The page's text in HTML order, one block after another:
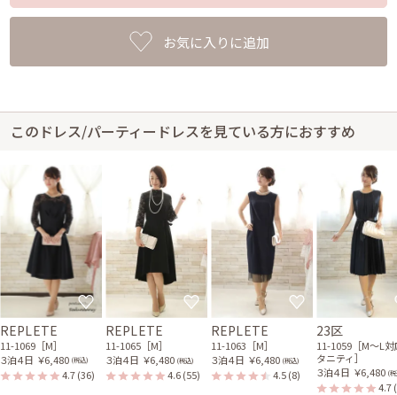
お気に入りに追加
このドレス/パーティードレスを見ている方におすすめ
REPLETE
11-1069［M］
３泊４日 ￥6,480 (税込)
4.7(36)
REPLETE
11-1065［M］
３泊４日 ￥6,480 (税込)
4.6(55)
REPLETE
11-1063［M］
３泊４日 ￥6,480 (税込)
4.5(8)
23区
11-1059［M〜L
タニティ］
３泊４日 ￥6,480 (
4.7